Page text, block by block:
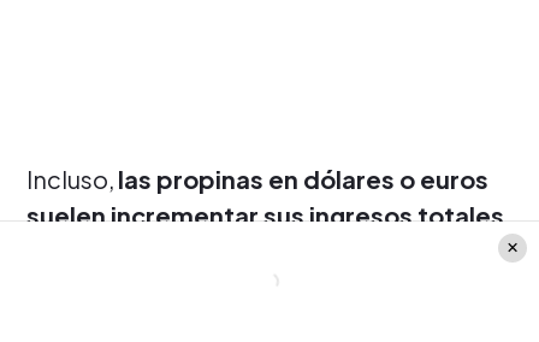
Incluso, las propinas en dólares o euros
suelen incrementar sus ingresos totales
guía puede ganar entre $30.000 y